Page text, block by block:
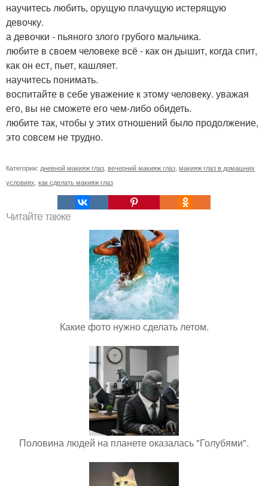
научитесь любить, орущую плачущую истерящую
девочку.
а девочки - пьяного злого грубого мальчика.
любите в своем человеке всё - как он дышит, когда спит,
как он ест, пьет, кашляет.
научитесь понимать.
воспитайте в себе уважение к этому человеку. уважая
его, вы не сможете его чем-либо обидеть.
любите так, чтобы у этих отношений было продолжение,
это совсем не трудно.
Категории: дневной макияж глаз вечерний макияж глаз макияж глаз в домашних
условиях как сделать макияж глаз
Читайте также
Какие фото нужно сделать летом.
Половина людей на планете оказалась "Голубями".